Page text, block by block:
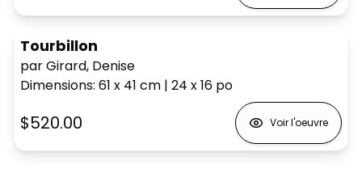
Tourbillon
par Girard, Denise
Dimensions: 61 x 41 cm | 24 x 16 po
$520.00 Voir l'oeuvre